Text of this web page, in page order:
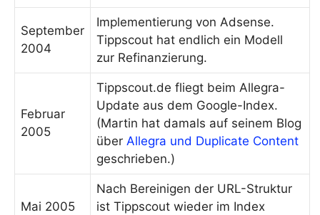
September
2004
Implementierung von Adsense.
Tippscout hat endlich ein Modell
zur Refinanzierung.
Februar
2005
Tippscout.de fliegt beim Allegra-
Update aus dem Google-Index.
(Martin hat damals auf seinem Blog
über Allegra und Duplicate Content
geschrieben.)
Mai 2005
Nach Bereinigen der URL-Struktur
ist Tippscout wieder im Index